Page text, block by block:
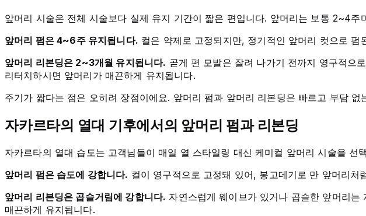
앞머리 시술은 전체 시술보다 실제 유지 기간이 짧은 편입니다. 앞머리는 보통 2~4주
앞머리 펌은 4~6주 유지됩니다. 컬은 약제로 고정되지만, 정기적인 앞머리 컷으로
앞머리 리본딩은 2~3개월 유지됩니다. 곧게 편 모발은 잘려 나가기 전까지 영구적으
리터치하시면 앞머리가 매끈하게 유지됩니다.
주기가 짧다는 점은 오히려 장점이에요. 앞머리 펌과 앞머리 리본딩은 빠르고 부담
자카르타의 열대 기후에서의 앞머리 펌과 리본딩
자카르타의 열대 습도는 고객님들이 매일 열 스타일링 대신 케미컬 앞머리 시술을 선
앞머리 펌은 습도에 강합니다. 컬이 영구적으로 고정돼 있어, 봉고데기로 만 앞머리
앞머리 리본딩은 곱슬거림에 강합니다. 자연스럽게 웨이브가 있거나 곱슬한 앞머리
매끈하게 유지됩니다.